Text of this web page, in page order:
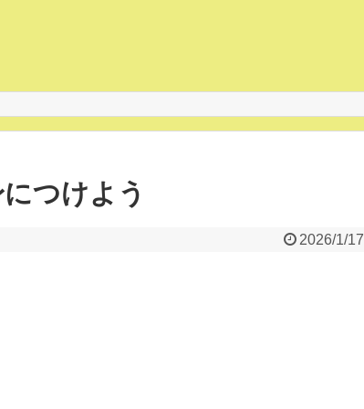
つけよう
2026/1/17